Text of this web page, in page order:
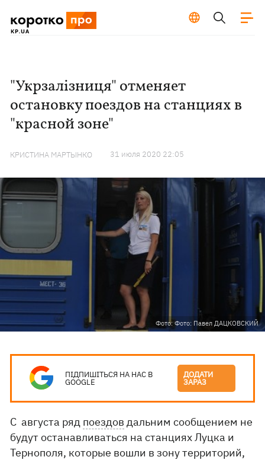
"Укрзалізниця" отменяет
остановку поездов на станциях в
"красной зоне"
КРИСТИНА МАРТЫНКО 31 июля 2020 22:05
Фото: Фото: Павел ДАЦКОВСКИЙ
ПІДПИШІТЬСЯ НА НАС В
GOOGLE
ДОДАТИ
ЗАРАЗ
С августа ряд поездов дальним сообщением не
будут останавливаться на станциях Луцка и
Тернополя, которые вошли в зону территорий,